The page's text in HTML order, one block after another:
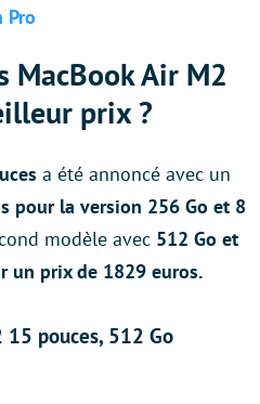
Pro
MacBook Air M2
prix ?
a été annoncé avec un
pour la version 256 Go et 8
modèle avec 512 Go et
un prix de 1829 euros.
15 pouces, 512 Go